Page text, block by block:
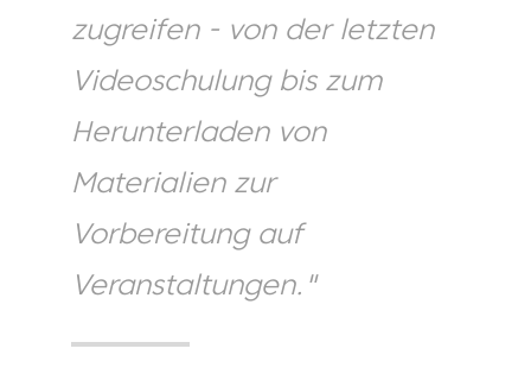
zugreifen - von der letzten
Videoschulung bis zum
Herunterladen von
Materialien zur
Vorbereitung auf
Veranstaltungen."